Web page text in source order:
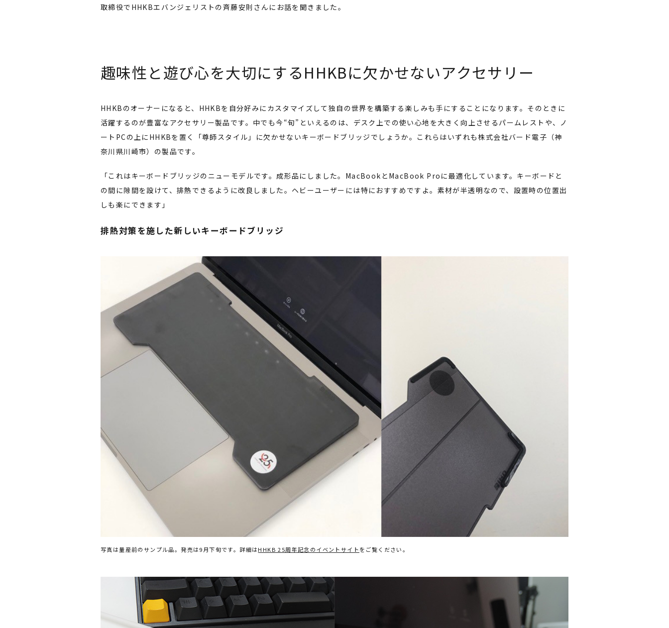
取締役でHHKBエバンジェリストの斉藤安則さんにお話を聞きました。
趣味性と遊び心を大切にするHHKBに欠かせないアクセサリー
HHKBのオーナーになると、HHKBを自分好みにカスタマイズして独自の世界を構築する楽しみも手にすることになります。そのときに
活躍するのが豊富なアクセサリー製品です。中でも今“旬”といえるのは、デスク上での使い心地を大きく向上させるパームレストや、ノ
ートPCの上にHHKBを置く「尊師スタイル」に欠かせないキーボードブリッジでしょうか。これらはいずれも株式会社バード電子（神
奈川県川崎市）の製品です。
「これはキーボードブリッジのニューモデルです。成形品にしました。MacBookとMacBook Proに最適化しています。キーボードと
の間に隙間を設けて、排熱できるように改良しました。ヘビーユーザーには特におすすめですよ。素材が半透明なので、設置時の位置出
しも楽にできます」
排熱対策を施した新しいキーボードブリッジ
写真は量産前のサンプル品。発売は9月下旬です。詳細はHHKB 25周年記念のイベントサイトをご覧ください。